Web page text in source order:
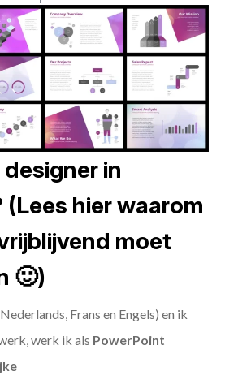
in
hier waarom
moet
🙂)
Frans en Engels) en ik
werk ik als PowerPoint